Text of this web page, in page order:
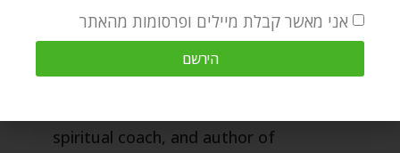
OZER BERGMAN
Ozer Bergman is an editor for the
spiritual coach, and author of
אני מאשר קבלת מיילים ופרסומות מהאתר
הירשם